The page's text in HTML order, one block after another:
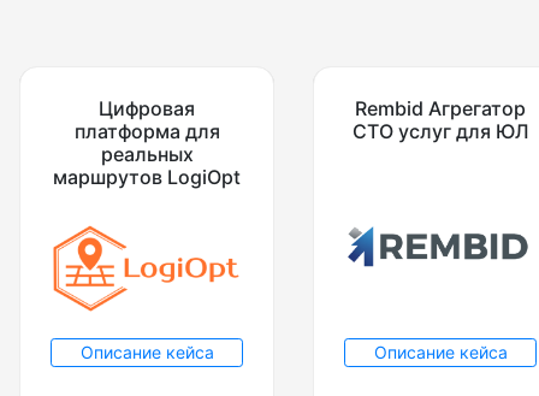
Цифровая
платформа для
реальных
маршрутов LogiOpt
Описание кейса
Rembid Агрегатор
СТО услуг для ЮЛ
Описание кейса